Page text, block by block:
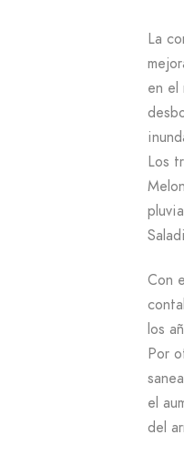
La
en el
Los
Con
los
Por
el
del